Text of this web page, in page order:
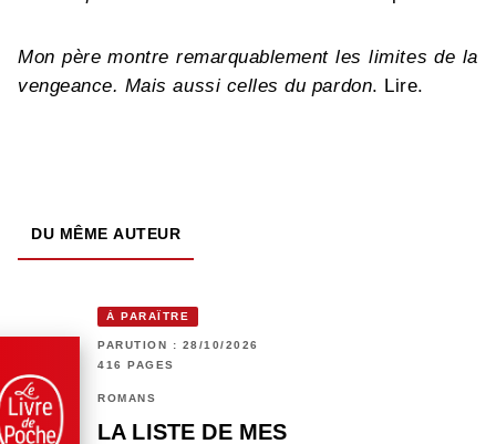
Mon père montre remarquablement les limites de la
vengeance. Mais aussi celles du pardon. Lire.
DU MÊME AUTEUR
À PARAÎTRE
PARUTION : 28/10/2026
416 PAGES
ROMANS
LA LISTE DE MES